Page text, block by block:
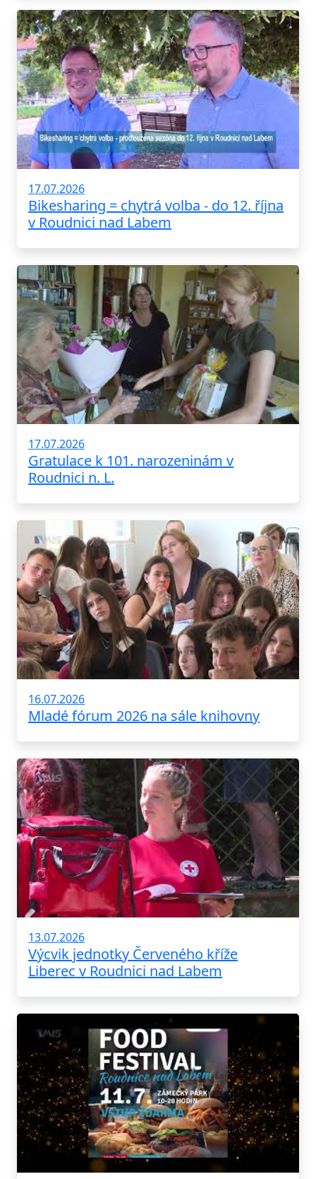
17.07.2026
Bikesharing = chytrá volba - do 12. října
v Roudnici nad Labem
17.07.2026
Gratulace k 101. narozeninám v
Roudnici n. L.
16.07.2026
Mladé fórum 2026 na sále knihovny
13.07.2026
Výcvik jednotky Červeného kříže
Liberec v Roudnici nad Labem